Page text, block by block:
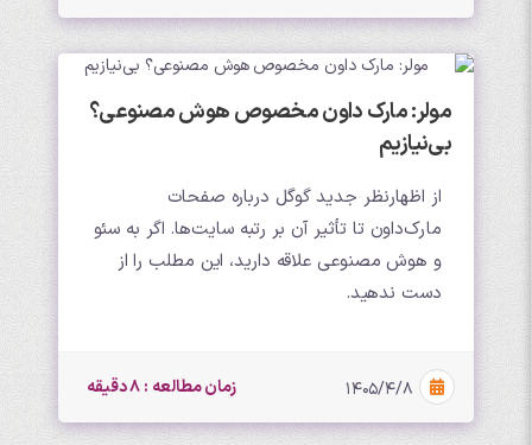
مولر: مارک داون مخصوص هوش مصنوعی؟
بی‌نیازیم
از اظهارنظر جدید گوگل درباره صفحات
مارک‌داون تا تأثیر آن بر رتبه سایت‌ها. اگر به سئو
و هوش مصنوعی علاقه دارید، این مطلب را از
دست ندهید.
۱۴۰۵/۴/۸ زمان مطالعه : 8 دقیقه